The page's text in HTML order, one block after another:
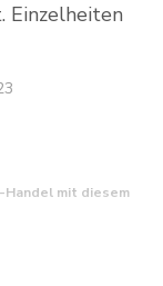
Einzelheiten
Handel mit diesem
Kapital. Stellen